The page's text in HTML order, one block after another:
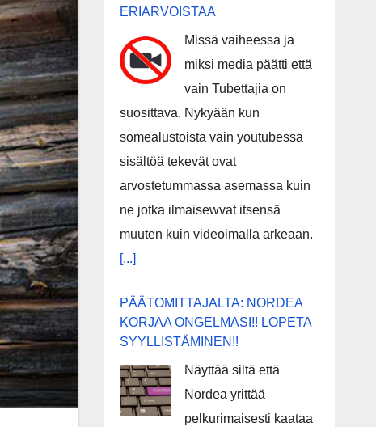
ERIARVOISTAA
Missä vaiheessa ja
miksi media päätti että
vain Tubettajia on
suosittava. Nykyään kun
somealustoista vain youtubessa
sisältöä tekevät ovat
arvostetummassa asemassa kuin
ne jotka ilmaisewvat itsensä
muuten kuin videoimalla arkeaan.
[...]
PÄÄTOMITTAJALTA: NORDEA
KORJAA ONGELMASI!! LOPETA
SYYLLISTÄMINEN!!
Näyttää siltä että
Nordea yrittää
pelkurimaisesti kaataa